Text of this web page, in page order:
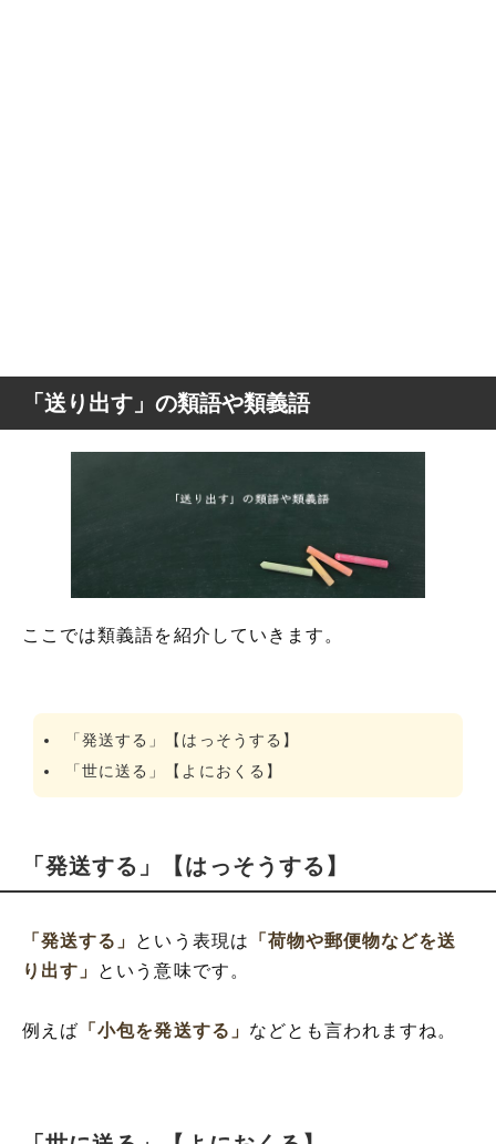
「送り出す」の類語や類義語
ここでは類義語を紹介していきます。
「発送する」【はっそうする】
「世に送る」【よにおくる】
「発送する」【はっそうする】
「発送する」 という表現は
「荷物や郵便物などを送
り出す」
という意味です。
例えば 「小包を発送する」 などとも言われますね。